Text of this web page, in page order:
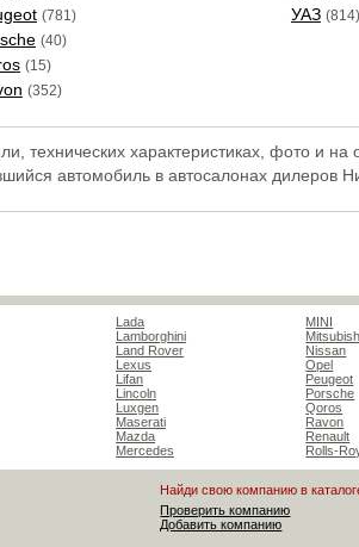
(781)
(40)
(15)
(352)
УАЗ (814)
характеристиках, фото и на
автомобиль в автосалонах дилеров
Lada
Lamborghini
Land Rover
Lexus
Lifan
Lincoln
Luxgen
Maserati
Mazda
Mercedes
MINI
Nissan
Opel
Peugeot
Porsche
Qoros
Ravon
Renault
Rolls-
Найди свою компанию в
Проверить компанию
Добавить компанию